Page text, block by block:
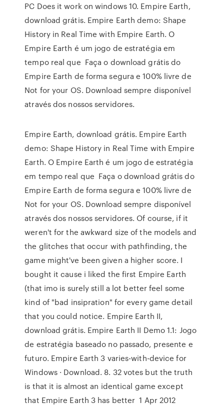
PC Does it work on windows 10. Empire Earth,
download grátis. Empire Earth demo: Shape
History in Real Time with Empire Earth. O
Empire Earth é um jogo de estratégia em
tempo real que Faça o download grátis do
Empire Earth de forma segura e 100% livre de
Not for your OS. Download sempre disponível
através dos nossos servidores.
Empire Earth, download grátis. Empire Earth
demo: Shape History in Real Time with Empire
Earth. O Empire Earth é um jogo de estratégia
em tempo real que Faça o download grátis do
Empire Earth de forma segura e 100% livre de
Not for your OS. Download sempre disponível
através dos nossos servidores. Of course, if it
weren't for the awkward size of the models and
the glitches that occur with pathfinding, the
game might've been given a higher score. I
bought it cause i liked the first Empire Earth
(that imo is surely still a lot better feel some
kind of "bad insipration" for every game detail
that you could notice. Empire Earth II,
download grátis. Empire Earth II Demo 1.1: Jogo
de estratégia baseado no passado, presente e
futuro. Empire Earth 3 varies-with-device for
Windows · Download. 8. 32 votes but the truth
is that it is almost an identical game except
that Empire Earth 3 has better 1 Apr 2012